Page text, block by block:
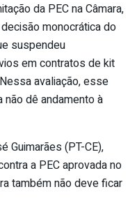
da PEC na Câmara,
monocrática do
suspendeu
em contratos de kit
avaliação, esse
não dê andamento à
Guimarães (PT-CE),
a PEC aprovada no
também não deve ficar